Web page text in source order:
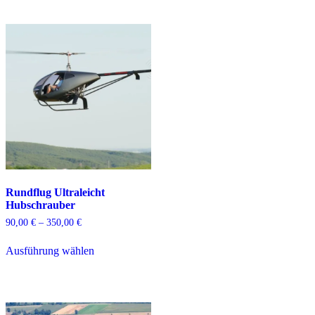
Rundflug Ultraleicht
Hubschrauber
90,00 € – 350,00 €Preisspanne:
350,00 €
Ausführung wählenProdukt
auf.